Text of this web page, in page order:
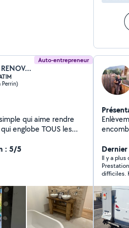
Auto-entrepreneur
Iqbal Hussain (ASA RENOVATION BÂTIMENT)
Perrin)
qui aime rendre
je saurais vous donner
la photo
: 5/5
Il y a plus
difficiles.